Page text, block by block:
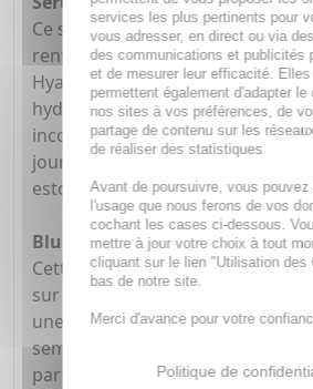
Ce sérum ultra-concentré en
renforce l'épiderme. L'association
Hyaluroniques recharge
hydriques de la peau. Les
inconforts sont réduits
jour, la peau se repulpe et les
estompés.
Blur sun secure SPF50+ :
Cette crème à la texture mousse
sur la peau, l'unifiant et floutant
une haute protection solaire
semble lissée, veloutée et
parfum estival.
services les plus pertinents pour
vous adresser, en direct ou via
des communications et publicités
et de mesurer leur efficacité. Elles
permettent également d'adapter le
nos sites à vos préférences, de
partage de contenu sur les
de réaliser des statistiques
Avant de poursuivre, vous pouvez
l'usage que nous ferons de vos
cochant les cases ci-dessous.
mettre à jour votre choix à tout
cliquant sur le lien "Utilisation des
bas de notre site.
Merci d'avance pour votre
Politique de